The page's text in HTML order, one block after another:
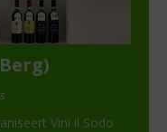
Vini il Sodo